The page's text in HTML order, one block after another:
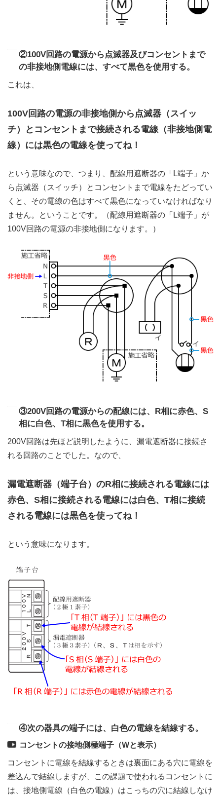
②100V回路の電源から点滅器及びコンセントまで
の非接地側電線には、すべて黒色を使用する。
これは、
100V回路の電源の非接地側から点滅器（スイッ
チ）とコンセントまで接続される電線（非接地側電
線）には黒色の電線を使ってね！
という意味なので、つまり、配線用遮断器の「L端子」か
ら点滅器（スイッチ）とコンセントまで電線をたどってい
くと、その電線の色はすべて黒色になっていなければなり
ません。ということです。（配線用遮断器の「L端子」が
100V回路の電源の非接地側になります。）
③200V回路の電源からの配線には、R相に赤色、S
相に白色、T相に黒色を使用する。
200V回路は先ほど説明したように、漏電遮断器に接続さ
れる回路のことでした。なので、
漏電遮断器（端子台）のR相に接続される電線には
赤色、S相に接続される電線には白色、T相に接続
される電線には黒色を使ってね！
という意味になります。
④次の器具の端子には、白色の電線を結線する。
コンセントの接地側極端子（Wと表示）
コンセントに電線を結線するときは裏面にある穴に電線を
差込んで結線しますが、この課題で使われるコンセントに
は、接地側電線（白色の電線）はこっちの穴に結線しなけ